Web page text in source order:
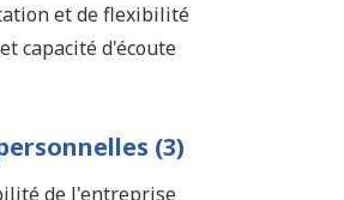
et de flexibilité
capacité d'écoute
(3)
de l'entreprise